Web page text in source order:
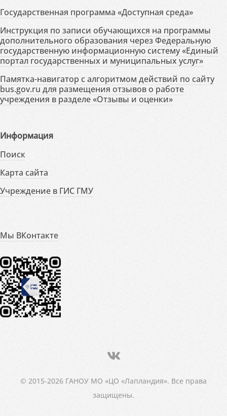
Государственная программа «Доступная среда»
Инструкция по записи обучающихся на программы
дополнительного образования через Федеральную
государственную информационную систему «Единый
портал государственных и муниципальных услуг»
Памятка-навигатор с алгоритмом действий по сайту
bus.gov.ru для размещения отзывов о работе
учреждения в разделе «Отзывы и оценки»
Информация
Поиск
Карта сайта
Учреждение в ГИС ГМУ
Мы ВКонтакте
© 2015-2026 ГАНОУ МО «ЦО «Лапландия». Все права
защищены.